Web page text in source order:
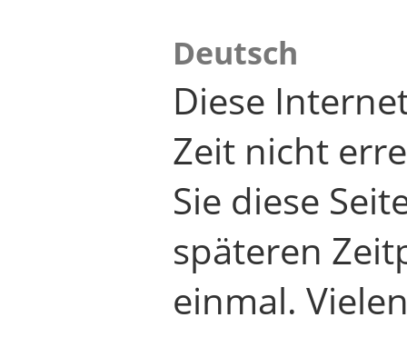
Deutsch
Diese
Zeit nicht
Sie diese
späteren
einmal.